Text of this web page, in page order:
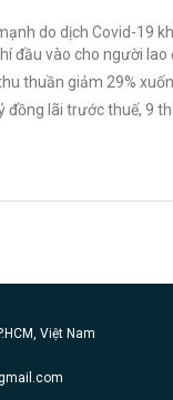
do dịch Covid-19
đầu vào cho người
thuần giảm 29%
lãi trước thuế, 9
Việt Nam